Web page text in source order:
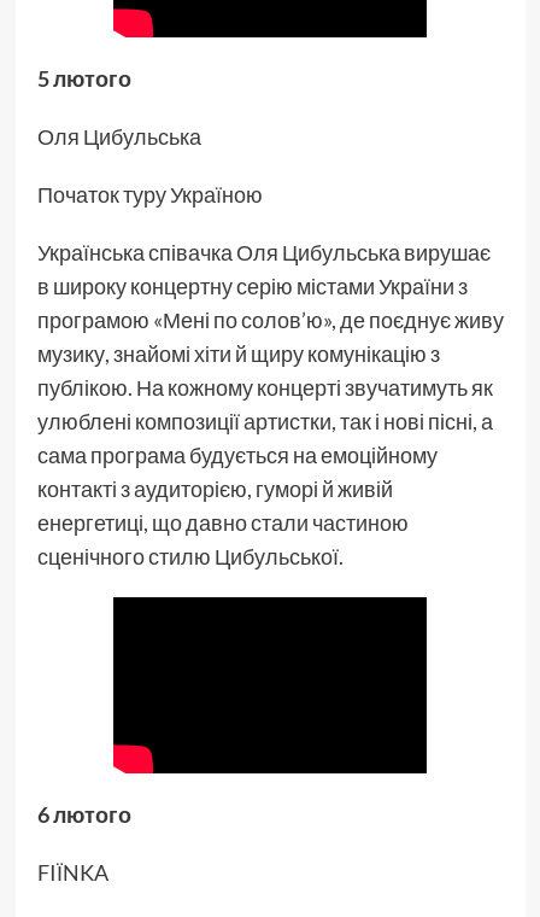
5 лютого
Оля Цибульська
Початок туру Україною
Українська співачка Оля Цибульська вирушає
в широку концертну серію містами України з
програмою «Мені по солов’ю», де поєднує живу
музику, знайомі хіти й щиру комунікацію з
публікою. На кожному концерті звучатимуть як
улюблені композиції артистки, так і нові пісні, а
сама програма будується на емоційному
контакті з аудиторією, гуморі й живій
енергетиці, що давно стали частиною
сценічного стилю Цибульської.
6 лютого
FIЇNKA